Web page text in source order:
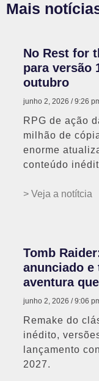
Mais
No Rest for
para versão
outubro
junho 2, 2026 9:26
RPG de ação
milhão de
enorme
conteúdo
> Veja a notítcia
Tomb
anunciado e
aventura
junho 2, 2026 9:06
Remake do
inédito,
lançamento
2027.